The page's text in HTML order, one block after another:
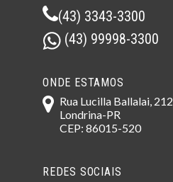
(43) 3343-3300
(43) 99998-3300
ONDE ESTAMOS
Rua Lucilla Ballalai, 212
Londrina-PR
CEP: 86015-520
REDES SOCIAIS